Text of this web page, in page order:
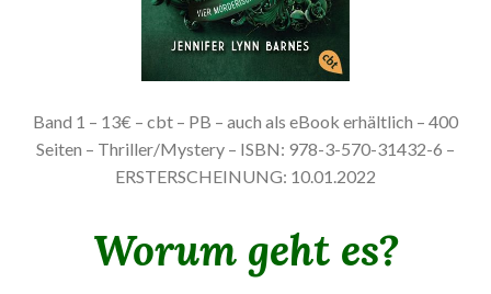
Band 1 – 13€ – cbt – PB – auch als eBook erhältlich – 400
Seiten – Thriller/Mystery – ISBN: 978-3-570-31432-6 –
ERSTERSCHEINUNG: 10.01.2022
Worum geht es?